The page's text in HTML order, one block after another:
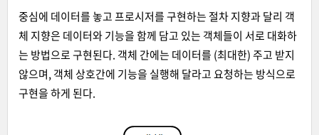
중심에 데이터를 놓고 프로시저를 구현하는 절차 지향과 달리 객
체 지향은 데이터와 기능을 함께 담고 있는 객체들이 서로 대화하
는 방법으로 구현된다. 객체 간에는 데이터를 (최대한) 주고 받지
않으며, 객체 상호간에 기능을 실행해 달라고 요청하는 방식으로
구현을 하게 된다.